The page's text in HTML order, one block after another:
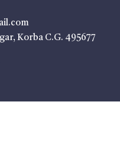
Korba C.G. 495677